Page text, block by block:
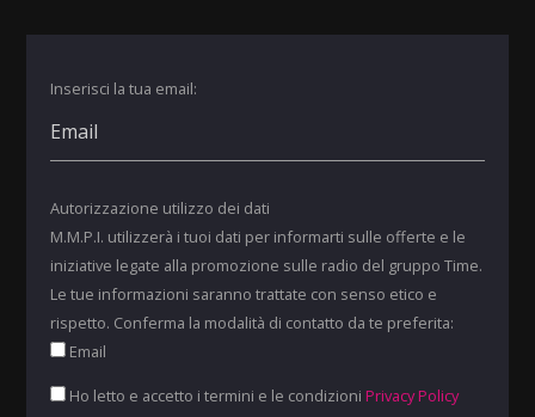
Inserisci la tua email:
Autorizzazione utilizzo dei dati
M.M.P.I. utilizzerà i tuoi dati per informarti sulle offerte e le
iniziative legate alla promozione sulle radio del gruppo Time.
Le tue informazioni saranno trattate con senso etico e
rispetto. Conferma la modalità di contatto da te preferita:
Email
Ho letto e accetto i termini e le condizioni Privacy Policy